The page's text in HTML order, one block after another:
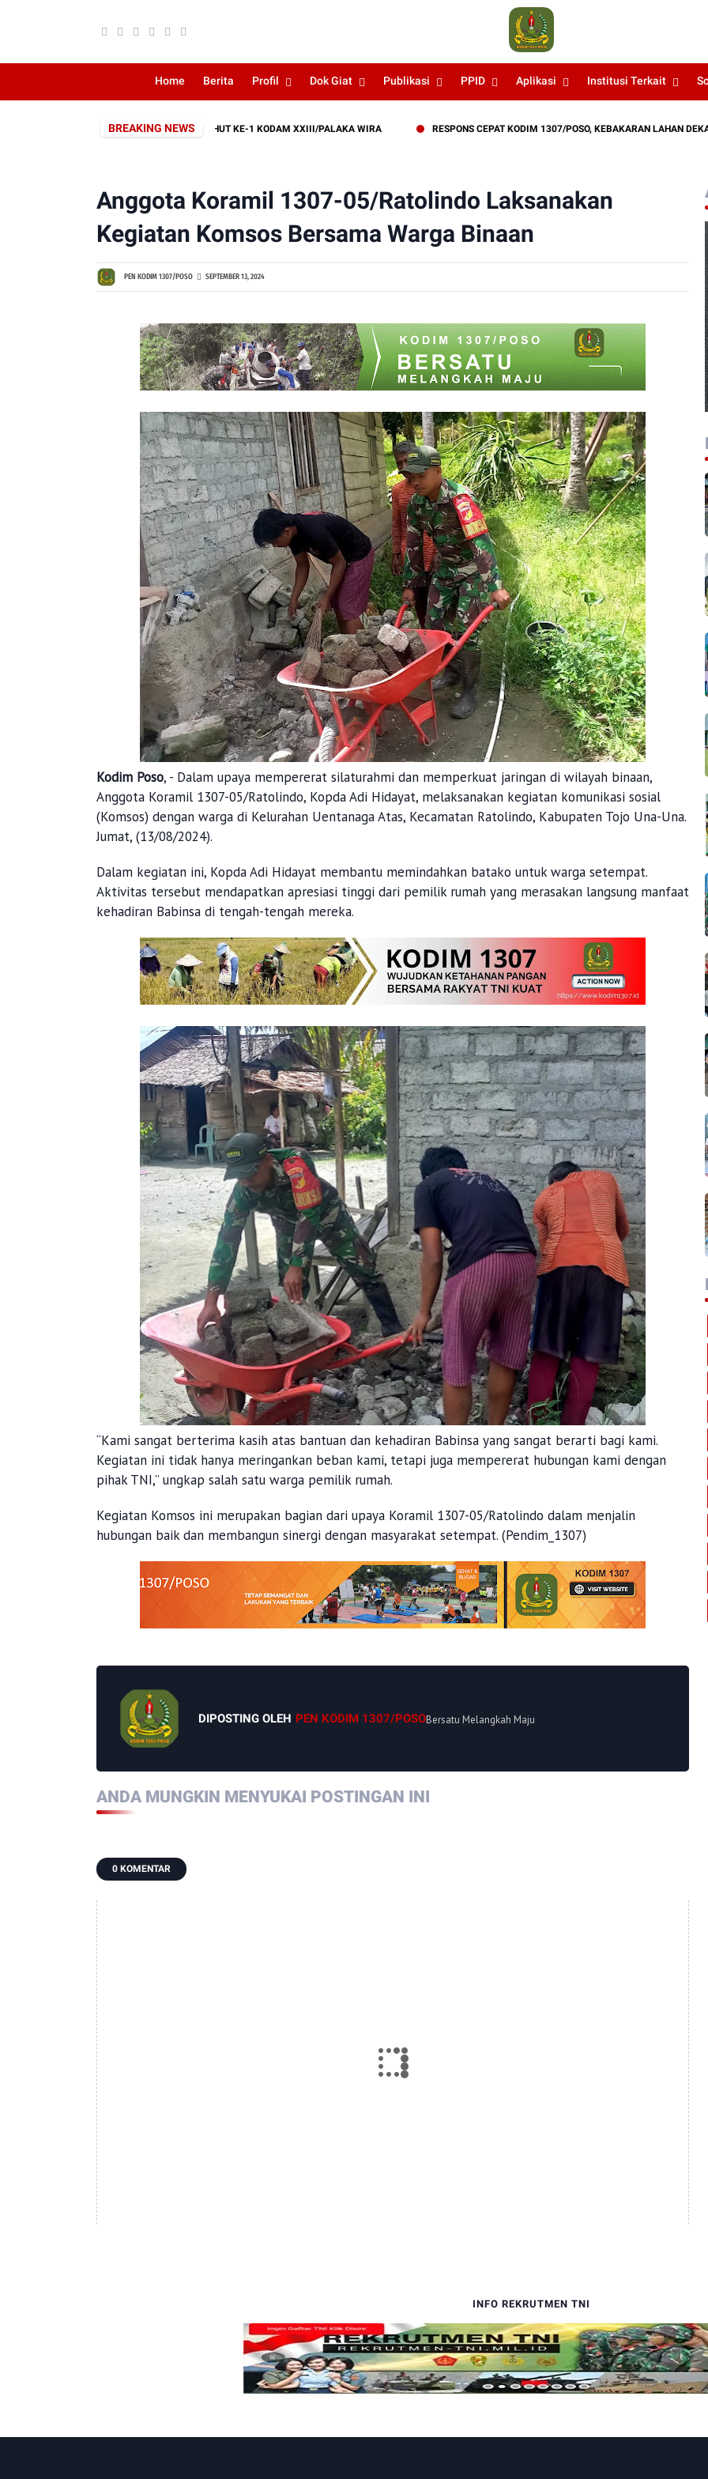
Home Berita Profil Dok Giat Publikasi PPID Aplikasi Institusi Terkait
BREAKING NEWS
SEBAGAI RANGKAIAN PERINGATAN HUT KE-1 KODAM XXIII/PALAKA WIRA RESPONS CEPAT KODIM 1307/POSO, KEBAKARAN LAHAN DEKAT
Anggota Koramil 1307-05/Ratolindo Laksanakan
Kegiatan Komsos Bersama Warga Binaan
PEN KODIM 1307/POSO SEPTEMBER 13, 2024
Kodim Poso, - Dalam upaya mempererat silaturahmi dan memperkuat jaringan di wilayah binaan,
Anggota Koramil 1307-05/Ratolindo, Kopda Adi Hidayat, melaksanakan kegiatan komunikasi sosial
(Komsos) dengan warga di Kelurahan Uentanaga Atas, Kecamatan Ratolindo, Kabupaten Tojo Una-Una.
Jumat, (13/08/2024).
Dalam kegiatan ini, Kopda Adi Hidayat membantu memindahkan batako untuk warga setempat.
Aktivitas tersebut mendapatkan apresiasi tinggi dari pemilik rumah yang merasakan langsung manfaat
kehadiran Babinsa di tengah-tengah mereka.
“Kami sangat berterima kasih atas bantuan dan kehadiran Babinsa yang sangat berarti bagi kami.
Kegiatan ini tidak hanya meringankan beban kami, tetapi juga mempererat hubungan kami dengan
pihak TNI,” ungkap salah satu warga pemilik rumah.
Kegiatan Komsos ini merupakan bagian dari upaya Koramil 1307-05/Ratolindo dalam menjalin
hubungan baik dan membangun sinergi dengan masyarakat setempat. (Pendim_1307)
DIPOSTING OLEH PEN KODIM 1307/POSOBersatu Melangkah Maju
ANDA MUNGKIN MENYUKAI POSTINGAN INI
0 KOMENTAR
INFO REKRUTMEN TNI